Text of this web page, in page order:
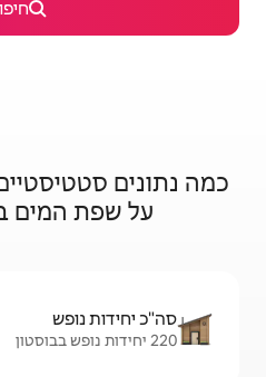
על נכסים להשכרה
באזור בוסטון